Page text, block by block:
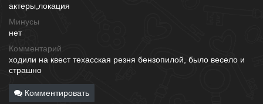
актеры,локация
Минусы
нет
Комментарий
ходили на квест техасская резня бензопилой, было весело и
страшно
Комментировать